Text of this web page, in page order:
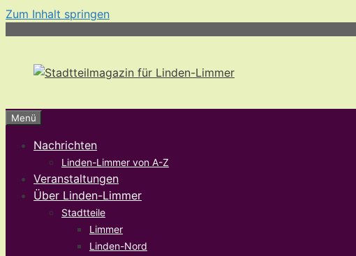
Zum Inhalt springen
Menü
Nachrichten
Linden-Limmer von A-Z
Veranstaltungen
Über Linden-Limmer
Stadtteile
Limmer
Linden-Nord